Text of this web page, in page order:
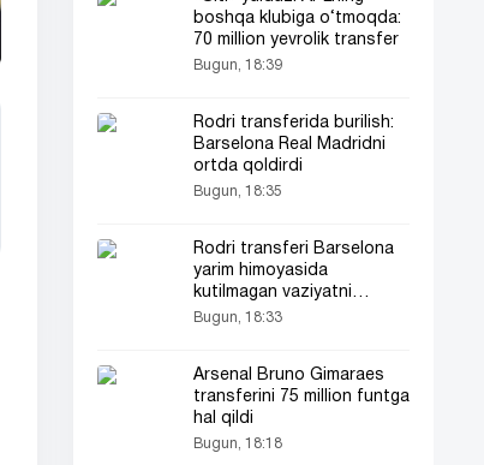
boshqa klubiga o‘tmoqda:
70 million yevrolik transfer
Bugun, 18:39
Rodri transferida burilish:
Barselona Real Madridni
ortda qoldirdi
Bugun, 18:35
Rodri transferi Barselona
yarim himoyasida
kutilmagan vaziyatni
yuzaga keltirdi
Bugun, 18:33
Arsenal Bruno Gimaraes
transferini 75 million funtga
hal qildi
Bugun, 18:18